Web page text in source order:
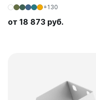
+130
от 18 873 руб.